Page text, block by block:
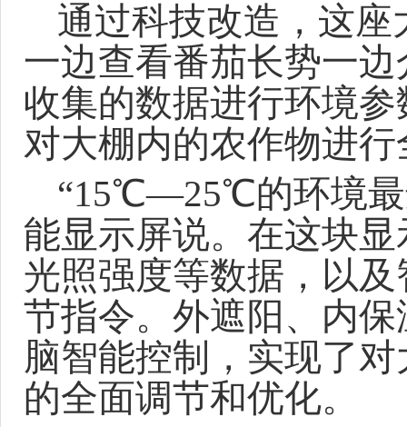
通过科技改造， 这座
一边查看番茄长势一边
收集的数据进行环境
对大棚内的农作物进
“15℃—25℃的环境
能显示屏说。在这块显
光照强度等数据，以
节指令。外遮阳、内
脑智能控制，实现了
的全面调节和优化。